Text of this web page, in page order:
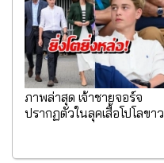
ภาพล่าสุด เจ้าชายจอร์จ
ปรากฏตัวในลุคเสื้อโปโลขาว